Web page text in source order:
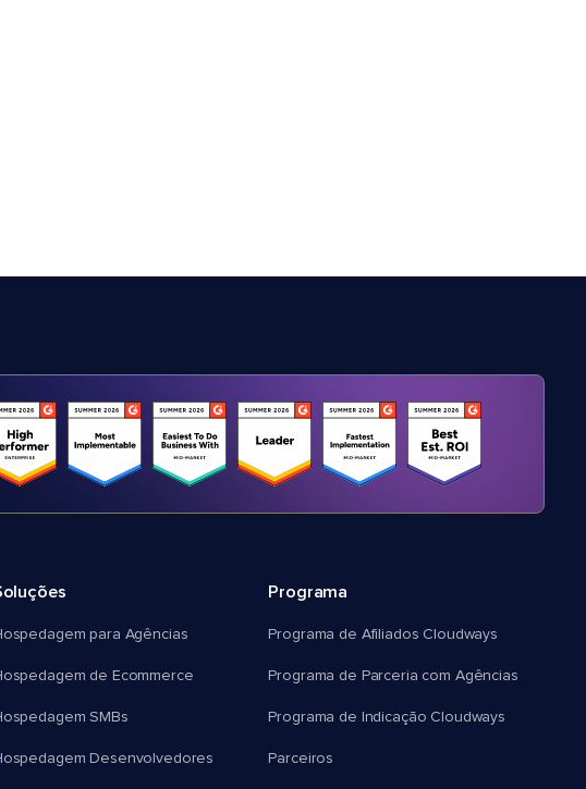
para Agências
de Ecommerce
SMBs
Desenvolvedores
Programa
Programa de Afiliados Cloudways
Programa de Parceria com Agências
Programa de Indicação Cloudways
Parceiros